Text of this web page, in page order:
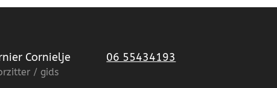
Cornielje
/ gids
06 55434193